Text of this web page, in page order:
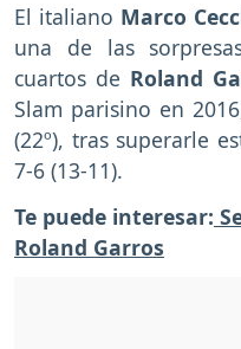
El italiano Marco
una de las
cuartos de Roland
Slam parisino en
(22º), tras superarle
7-6 (13-11).
Te puede interesar:
Roland Garros